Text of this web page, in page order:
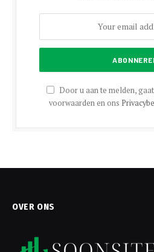
Door u aan te melden,
voorwaarden en ons
OVER ONS